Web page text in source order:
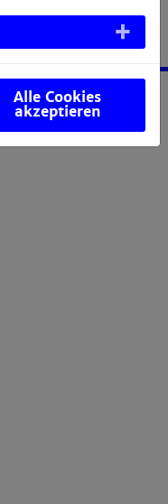
Alle Cookies
akzeptieren